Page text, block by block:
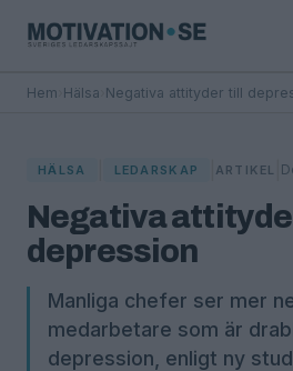
Hem Hälsa Negativa attityder till
HÄLSA LEDARSKAP ARTIKEL
Negativa
depression
Manliga chefer ser mer
medarbetare som är
depression, enligt ny